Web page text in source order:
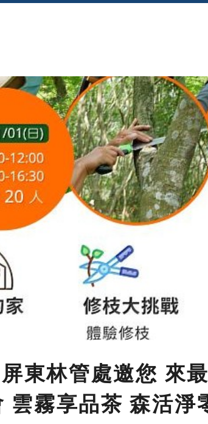
東林管處邀您 來
雲霧享品茶 森活淨